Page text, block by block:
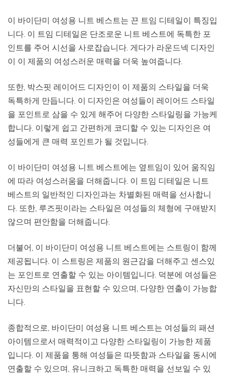
이 바이단미 여성용 니트 베스트는 끈 트임 디테일이 특징입
니다. 이 트임 디테일은 단조로운 니트 베스트에 독특한 포
인트를 주어 시선을 사로잡습니다. 게다가 라운드넥 디자인
이 이 제품의 여성스러운 매력을 더욱 높여줍니다.
또한, 박스핏 레이어드 디자인이 이 제품의 스타일을 더욱
독특하게 만듭니다. 이 디자인은 여성들이 레이어드 스타일
을 포인트로 삼을 수 있게 해주어 다양한 스타일링을 가능케
합니다. 이렇게 쉽고 간편하게 코디할 수 있는 디자인은 여
성들에게 큰 매력 포인트가 될 것입니다.
이 바이단미 여성용 니트 베스트에는 옆트임이 있어 움직임
에 따라 여성스러움을 더해줍니다. 이 트임 디테일은 니트
베스트의 일반적인 디자인과는 차별화된 매력을 선사합니
다. 또한, 루즈핏이라는 스타일은 여성들의 체형에 구애받지
않으며 편안함을 더해줍니다.
더불어, 이 바이단미 여성용 니트 베스트에는 스트링이 함께
제공됩니다. 이 스트링은 제품의 원근감을 더해주고 센스있
는 포인트로 연출할 수 있는 아이템입니다. 덕분에 여성들은
자신만의 스타일을 표현할 수 있으며, 다양한 연출이 가능합
니다.
종합적으로, 바이단미 여성용 니트 베스트는 여성들의 패션
아이템으로서 매력적이고 다양한 스타일링이 가능한 제품
입니다. 이 제품을 통해 여성들은 따뜻함과 스타일을 동시에
연출할 수 있으며, 유니크하고 독특한 매력을 선보일 수 있